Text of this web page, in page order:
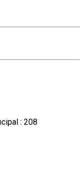
: 208